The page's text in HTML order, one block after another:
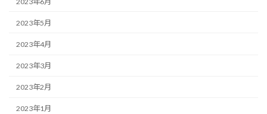
2023年5月
2023年4月
2023年3月
2023年2月
2023年1月